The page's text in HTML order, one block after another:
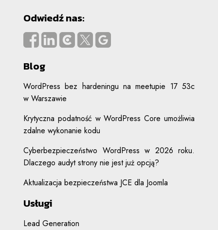
Odwiedź nas:
Blog
WordPress bez hardeningu na meetupie 17 53c
w Warszawie
Krytyczna podatność w WordPress Core umożliwia
zdalne wykonanie kodu
Cyberbezpieczeństwo WordPress w 2026 roku.
Dlaczego audyt strony nie jest już opcją?
Aktualizacja bezpieczeństwa JCE dla Joomla
Usługi
Lead Generation